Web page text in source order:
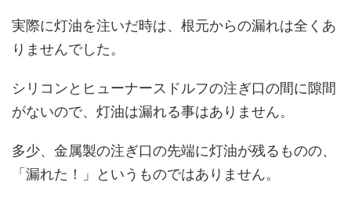
実際に灯油を注いだ時は、根元からの漏れは全くあ
りませんでした。
シリコンとヒューナースドルフの注ぎ口の間に隙間
がないので、灯油は漏れる事はありません。
多少、金属製の注ぎ口の先端に灯油が残るものの、
「漏れた！」というものではありません。